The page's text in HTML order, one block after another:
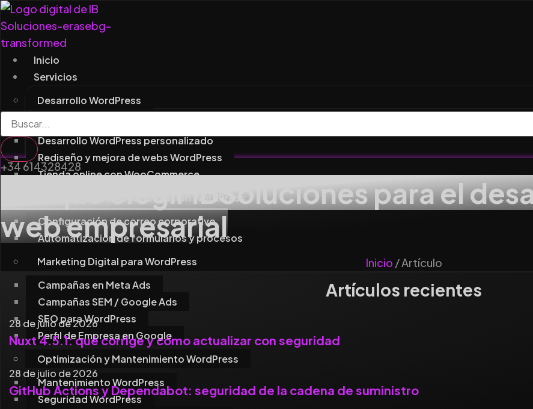
Ir
al
contenido
Inicio
Servicios
Desarrollo WordPress
Diseño y desarrollo web en WordPress
Desarrollo WordPress personalizado
Rediseño y mejora de webs WordPress
Tienda online con WooCommerce
Integraciones y Automatización WordPress
Configuración de correo corporativo
Automatización de formularios y procesos
Marketing Digital para WordPress
Campañas en Meta Ads
Campañas SEM / Google Ads
SEO para WordPress
Perfil de Empresa en Google
Optimización y Mantenimiento WordPress
Mantenimiento WordPress
Seguridad WordPress
+34 614328428
Por qué elegir IBSoluciones para el
web empresarial
Inicio / Artículo
Artículos recientes
28 de julio de 2026
Nuxt 4.5.1: qué corrige y cómo actualizar con seguridad
28 de julio de 2026
GitHub Actions y Dependabot: seguridad de la cadena de suministro